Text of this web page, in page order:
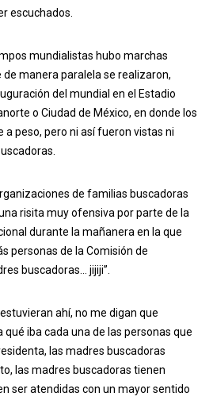
escuchados.
mundialistas hubo marchas
manera paralela se realizaron,
del mundial en el Estadio
o Ciudad de México, en donde los
peso, pero ni así fueron vistas ni
de familias buscadoras
risita muy ofensiva por parte de la
durante la mañanera en la que
personas de la Comisión de
buscadoras… jijiji”.
ahí, no me digan que
iba cada una de las personas que
las madres buscadoras
las madres buscadoras tienen
ser atendidas con un mayor sentido